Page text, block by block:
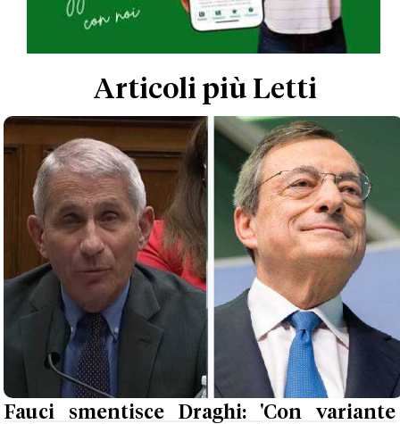
Articoli più Letti
Fauci smentisce Draghi: 'Con variante